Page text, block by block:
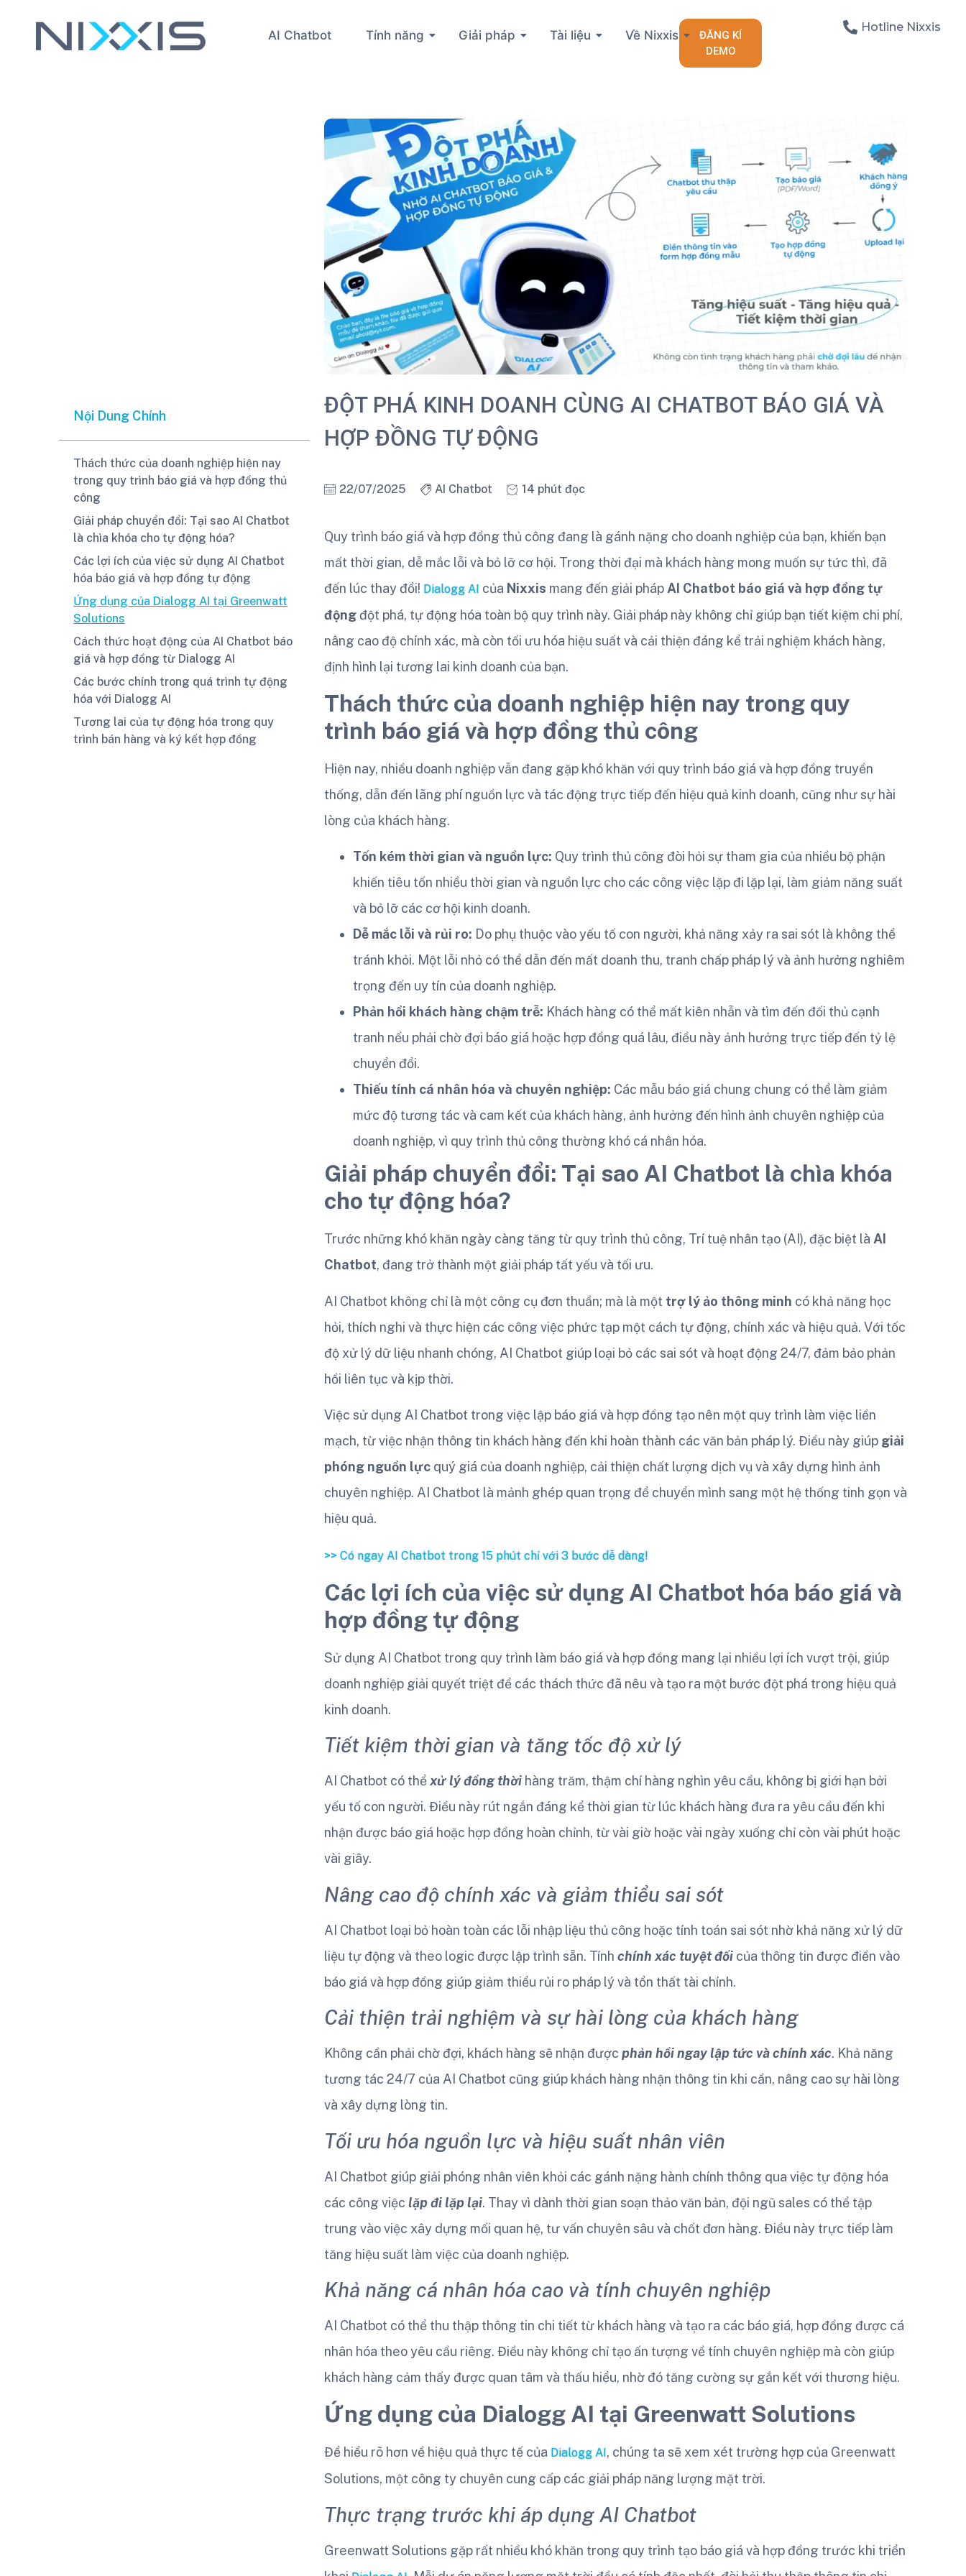
AI Chatbot Tính năng Giải pháp Tài liệu Về Nixxis
ĐĂNG KÍ
DEMO
Hotline Nixxis
Nội Dung Chính
Thách thức của doanh nghiệp hiện nay
trong quy trình báo giá và hợp đồng thủ
công
Giải pháp chuyển đổi: Tại sao AI Chatbot
là chìa khóa cho tự động hóa?
Các lợi ích của việc sử dụng AI Chatbot
hóa báo giá và hợp đồng tự động
Ứng dụng của Dialogg AI tại Greenwatt
Solutions
Cách thức hoạt động của AI Chatbot báo
giá và hợp đồng từ Dialogg AI
Các bước chính trong quá trình tự động
hóa với Dialogg AI
Tương lai của tự động hóa trong quy
trình bán hàng và ký kết hợp đồng
ĐỘT PHÁ KINH DOANH CÙNG AI CHATBOT BÁO GIÁ VÀ
HỢP ĐỒNG TỰ ĐỘNG
22/07/2025 AI Chatbot 14 phút đọc
Quy trình báo giá và hợp đồng thủ công đang là gánh nặng cho doanh nghiệp của bạn, khiến bạn
mất thời gian, dễ mắc lỗi và bỏ lỡ cơ hội. Trong thời đại mà khách hàng mong muốn sự tức thì, đã
đến lúc thay đổi! Dialogg AI của Nixxis mang đến giải pháp AI Chatbot báo giá và hợp đồng tự
độngđột phá, tự động hóa toàn bộ quy trình này. Giải pháp này không chỉ giúp bạn tiết kiệm chi phí,
nâng cao độ chính xác, mà còn tối ưu hóa hiệu suất và cải thiện đáng kể trải nghiệm khách hàng,
định hình lại tương lai kinh doanh của bạn.
Thách thức của doanh nghiệp hiện nay trong quy
trình báo giá và hợp đồng thủ công
Hiện nay, nhiều doanh nghiệp vẫn đang gặp khó khăn với quy trình báo giá và hợp đồng truyền
thống, dẫn đến lãng phí nguồn lực và tác động trực tiếp đến hiệu quả kinh doanh, cũng như sự hài
lòng của khách hàng.
Tốn kém thời gian và nguồn lực: Quy trình thủ công đòi hỏi sự tham gia của nhiều bộ phận
khiến tiêu tốn nhiều thời gian và nguồn lực cho các công việc lặp đi lặp lại, làm giảm năng suất
và bỏ lỡ các cơ hội kinh doanh.
Dễ mắc lỗi và rủi ro: Do phụ thuộc vào yếu tố con người, khả năng xảy ra sai sót là không thể
tránh khỏi. Một lỗi nhỏ có thể dẫn đến mất doanh thu, tranh chấp pháp lý và ảnh hưởng nghiêm
trọng đến uy tín của doanh nghiệp.
Phản hồi khách hàng chậm trễ: Khách hàng có thể mất kiên nhẫn và tìm đến đối thủ cạnh
tranh nếu phải chờ đợi báo giá hoặc hợp đồng quá lâu, điều này ảnh hưởng trực tiếp đến tỷ lệ
chuyển đổi.
Thiếu tính cá nhân hóa và chuyên nghiệp: Các mẫu báo giá chung chung có thể làm giảm
mức độ tương tác và cam kết của khách hàng, ảnh hưởng đến hình ảnh chuyên nghiệp của
doanh nghiệp, vì quy trình thủ công thường khó cá nhân hóa.
Giải pháp chuyển đổi: Tại sao AI Chatbot là chìa khóa
cho tự động hóa?
Trước những khó khăn ngày càng tăng từ quy trình thủ công, Trí tuệ nhân tạo (AI), đặc biệt là AI
Chatbot, đang trở thành một giải pháp tất yếu và tối ưu.
AI Chatbot không chỉ là một công cụ đơn thuần; mà là một trợ lý ảo thông minh có khả năng học
hỏi, thích nghi và thực hiện các công việc phức tạp một cách tự động, chính xác và hiệu quả. Với tốc
độ xử lý dữ liệu nhanh chóng, AI Chatbot giúp loại bỏ các sai sót và hoạt động 24/7, đảm bảo phản
hồi liên tục và kịp thời.
Việc sử dụng AI Chatbot trong việc lập báo giá và hợp đồng tạo nên một quy trình làm việc liền
mạch, từ việc nhận thông tin khách hàng đến khi hoàn thành các văn bản pháp lý. Điều này giúp giải
phóng nguồn lực quý giá của doanh nghiệp, cải thiện chất lượng dịch vụ và xây dựng hình ảnh
chuyên nghiệp. AI Chatbot là mảnh ghép quan trọng để chuyển mình sang một hệ thống tinh gọn và
hiệu quả.
>> Có ngay AI Chatbot trong 15 phút chỉ với 3 bước dễ dàng!
Các lợi ích của việc sử dụng AI Chatbot hóa báo giá và
hợp đồng tự động
Sử dụng AI Chatbot trong quy trình làm báo giá và hợp đồng mang lại nhiều lợi ích vượt trội, giúp
doanh nghiệp giải quyết triệt để các thách thức đã nêu và tạo ra một bước đột phá trong hiệu quả
kinh doanh.
Tiết kiệm thời gian và tăng tốc độ xử lý
AI Chatbot có thểxử lý đồng thời hàng trăm, thậm chí hàng nghìn yêu cầu, không bị giới hạn bởi
yếu tố con người. Điều này rút ngắn đáng kể thời gian từ lúc khách hàng đưa ra yêu cầu đến khi
nhận được báo giá hoặc hợp đồng hoàn chỉnh, từ vài giờ hoặc vài ngày xuống chỉ còn vài phút hoặc
vài giây.
Nâng cao độ chính xác và giảm thiểu sai sót
AI Chatbot loại bỏ hoàn toàn các lỗi nhập liệu thủ công hoặc tính toán sai sót nhờ khả năng xử lý dữ
liệu tự động và theo logic được lập trình sẵn. Tính chính xác tuyệt đối của thông tin được điền vào
báo giá và hợp đồng giúp giảm thiểu rủi ro pháp lý và tổn thất tài chính.
Cải thiện trải nghiệm và sự hài lòng của khách hàng
Không cần phải chờ đợi, khách hàng sẽ nhận được phản hồi ngay lập tức và chính xác. Khả năng
tương tác 24/7 của AI Chatbot cũng giúp khách hàng nhận thông tin khi cần, nâng cao sự hài lòng
và xây dựng lòng tin.
Tối ưu hóa nguồn lực và hiệu suất nhân viên
AI Chatbot giúp giải phóng nhân viên khỏi các gánh nặng hành chính thông qua việc tự động hóa
các công việc lặp đi lặp lại. Thay vì dành thời gian soạn thảo văn bản, đội ngũ sales có thể tập
trung vào việc xây dựng mối quan hệ, tư vấn chuyên sâu và chốt đơn hàng. Điều này trực tiếp làm
tăng hiệu suất làm việc của doanh nghiệp.
Khả năng cá nhân hóa cao và tính chuyên nghiệp
AI Chatbot có thể thu thập thông tin chi tiết từ khách hàng và tạo ra các báo giá, hợp đồng được cá
nhân hóa theo yêu cầu riêng. Điều này không chỉ tạo ấn tượng về tính chuyên nghiệp mà còn giúp
khách hàng cảm thấy được quan tâm và thấu hiểu, nhờ đó tăng cường sự gắn kết với thương hiệu.
Ứng dụng của Dialogg AI tại Greenwatt Solutions
Để hiểu rõ hơn về hiệu quả thực tế của Dialogg AI , chúng ta sẽ xem xét trường hợp của Greenwatt
Solutions, một công ty chuyên cung cấp các giải pháp năng lượng mặt trời.
Thực trạng trước khi áp dụng AI Chatbot
Greenwatt Solutions gặp rất nhiều khó khăn trong quy trình tạo báo giá và hợp đồng trước khi triển